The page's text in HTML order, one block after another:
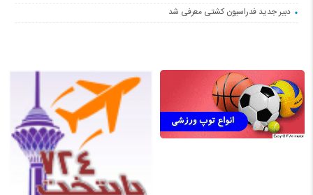
دبیر جدید فدراسیون کشتی معرفی شد